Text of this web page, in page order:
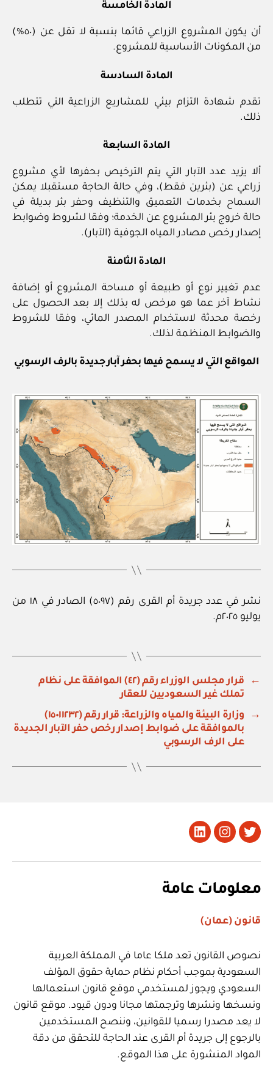
المادة الخامسة
أن يكون المشروع الزراعي قائما بنسبة لا تقل عن (٥٠%)
من المكونات الأساسية للمشروع.
المادة السادسة
تقدم شهادة التزام بيئي للمشاريع الزراعية التي تتطلب
ذلك.
المادة السابعة
ألا يزيد عدد الآبار التي يتم الترخيص بحفرها لأي مشروع
زراعي عن (بئرين فقط)، وفي حالة الحاجة مستقبلا يمكن
السماح بخدمات التعميق والتنظيف وحفر بئر بديلة في
حالة خروج بئر المشروع عن الخدمة؛ وفقا لشروط وضوابط
إصدار رخص مصادر المياه الجوفية (الآبار).
المادة الثامنة
عدم تغيير نوع أو طبيعة أو مساحة المشروع أو إضافة
نشاط آخر عما هو مرخص له بذلك إلا بعد الحصول على
رخصة محدثة لاستخدام المصدر المائي، وفقا للشروط
والضوابط المنظمة لذلك.
المواقع التي لا يسمح فيها بحفر آبار جديدة بالرف الرسوبي
نشر في عدد جريدة أم القرى رقم (٥٠٩٧) الصادر في ١٨ من
يوليو ٢٠٢٥م.
←
قرار مجلس الوزراء رقم (٤٢) الموافقة على نظام
تملك غير السعوديين للعقار
→
وزارة البيئة والمياه والزراعة: قرار رقم (١٥٠١١٢٣٢)
بالموافقة على ضوابط إصدار رخص حفر الآبار الجديدة
على الرف الرسوبي
تويتر Instagram
LinkedIn
معلومات عامة
قانون (عمان)
نصوص القانون تعد ملكا عاما في المملكة العربية
السعودية بموجب أحكام نظام حماية حقوق المؤلف
السعودي ويجوز لمستخدمي موقع قانون استعمالها
ونسخها ونشرها وترجمتها مجانا ودون قيود. موقع قانون
لا يعد مصدرا رسميا للقوانين، وننصح المستخدمين
بالرجوع إلى جريدة أم القرى عند الحاجة للتحقق من دقة
المواد المنشورة على هذا الموقع.